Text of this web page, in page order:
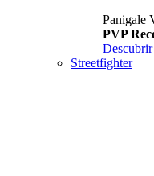
Panigale
PVP
Descubrir
Streetfighter